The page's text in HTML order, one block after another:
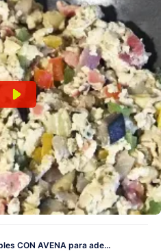
CON AVENA para ade...